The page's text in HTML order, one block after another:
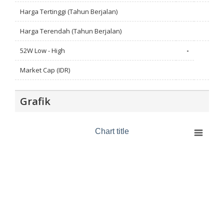
Harga Tertinggi (Tahun Berjalan)
Harga Terendah (Tahun Berjalan)
52W Low - High -
Market Cap (IDR)
Grafik
Chart title